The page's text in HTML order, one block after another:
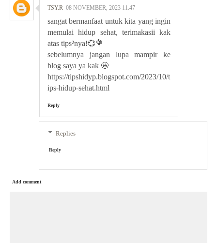
TSY.R 08 NOVEMBER, 2023 11:47
sangat bermanfaat untuk kita yang ingin
memulai hidup sehat, terimakasii kak
atas tips²nya!💞💐
sebelumnya jangan lupa mampir ke
blog saya ya kak 🤩
https://tipshidyp.blogspot.com/2023/10/t
ips-hidup-sehat.html
Reply
Replies
Reply
Add comment